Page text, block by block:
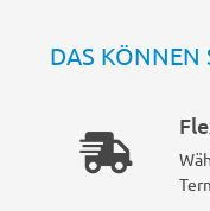
DAS KÖNNEN